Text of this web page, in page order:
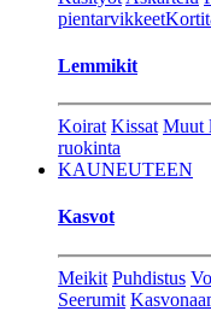
pientarvikkeet
Lemmikit
Koirat Kissat Muut
ruokinta
KAUNEUTEEN
Kasvot
Meikit Puhdistus
Seerumit